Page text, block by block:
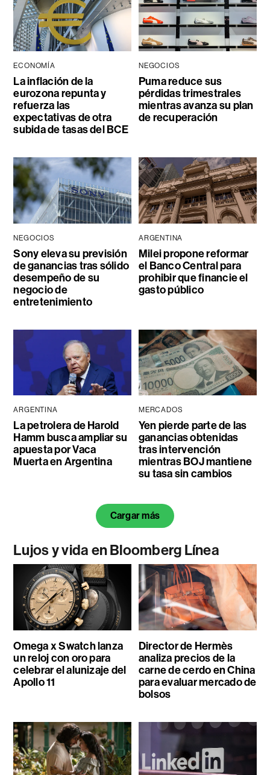
ECONOMÍA
La inflación de la
eurozona repunta y
refuerza las
expectativas de otra
subida de tasas del BCE
NEGOCIOS
Puma reduce sus
pérdidas trimestrales
mientras avanza su plan
de recuperación
NEGOCIOS
Sony eleva su previsión
de ganancias tras sólido
desempeño de su
negocio de
entretenimiento
ARGENTINA
Milei propone reformar
el Banco Central para
prohibir que financie el
gasto público
ARGENTINA
La petrolera de Harold
Hamm busca ampliar su
apuesta por Vaca
Muerta en Argentina
MERCADOS
Yen pierde parte de las
ganancias obtenidas
tras intervención
mientras BOJ mantiene
su tasa sin cambios
Cargar más
Lujos y vida en Bloomberg Línea
Omega x Swatch lanza
un reloj con oro para
celebrar el alunizaje del
Apollo 11
Director de Hermès
analiza precios de la
carne de cerdo en China
para evaluar mercado de
bolsos